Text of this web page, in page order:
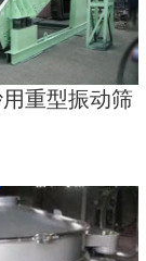
重型振动筛